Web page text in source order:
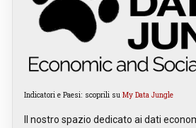
Indicatori e Paesi: scoprili su My Data Jungle
Il nostro spazio dedicato ai dati